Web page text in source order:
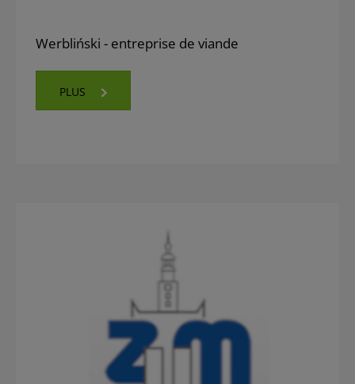
Werbliński - entreprise de viande
PLUS